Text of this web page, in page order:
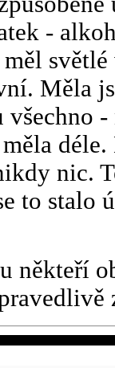
-
Měla
všechno
nic.
to stalo
někteří